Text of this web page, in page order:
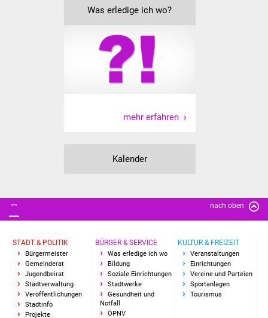
Senioren
Stadtseniorenrat
Ältere
Familientreff
Kinder und Jugendliche
Schülerferienprogramm
Was erledige ich wo?
mehr erfahren
Kalender
nach oben
STADT & POLITIK
Bürgermeister
Gemeinderat
Jugendbeirat
Stadtverwaltung
Veröffentlichungen
Stadtinfo
Projekte
BÜRGER & SERVICE
Was erledige ich wo
Bildung
Soziale Einrichtungen
Stadtwerke
Gesundheit und
Notfall
ÖPNV
KULTUR & FREIZEIT
Veranstaltungen
Einrichtungen
Vereine und Parteien
Sportanlagen
Tourismus